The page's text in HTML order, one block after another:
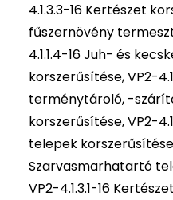
4.1.3.3-16 Kertészet
fűszernövény
4.1.1.4-16 Juh- és
korszerűsítése, VP2-
terménytároló, -
korszerűsítése, VP2-
telepek korszerűsítése,
Szarvasmarhatartó
VP2-4.1.3.1-16